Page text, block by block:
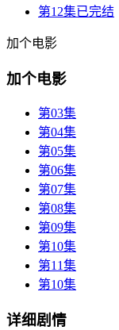
第12集已完结
加个电影
加个电影
第03集
第04集
第05集
第06集
第07集
第08集
第09集
第10集
第11集
第10集
详细剧情